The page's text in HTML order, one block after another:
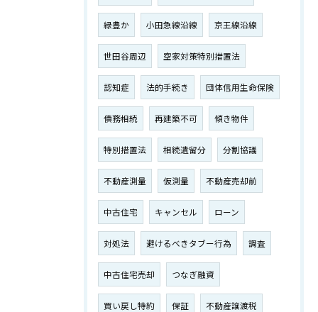
緑豊か 小田急線沿線 京王線沿線
世田谷周辺 空家対策特別措置法
認知症 法的手続き 団体信用生命保険
債務相続 再建築不可 傾き物件
特別措置法 相続遺留分 分割協議
不動産測量 仮測量 不動産売却前
中古住宅 キャンセル ローン
対処法 避けるべきタブー行為 調査
中古住宅売却 つなぎ融資
買い戻し特約 保証 不動産譲渡税